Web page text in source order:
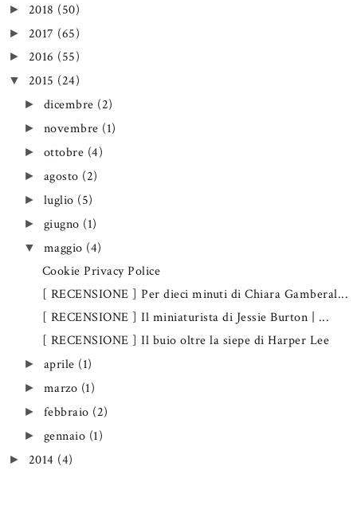
► 2018 (50)
► 2017 (65)
► 2016 (55)
▼ 2015 (24)
► dicembre (2)
► novembre (1)
► ottobre (4)
► agosto (2)
► luglio (5)
► giugno (1)
▼ maggio (4)
Cookie Privacy Police
[ RECENSIONE ] Per dieci minuti di Chiara Gamberal...
[ RECENSIONE ] Il miniaturista di Jessie Burton | ...
[ RECENSIONE ] Il buio oltre la siepe di Harper Lee
► aprile (1)
► marzo (1)
► febbraio (2)
► gennaio (1)
► 2014 (4)